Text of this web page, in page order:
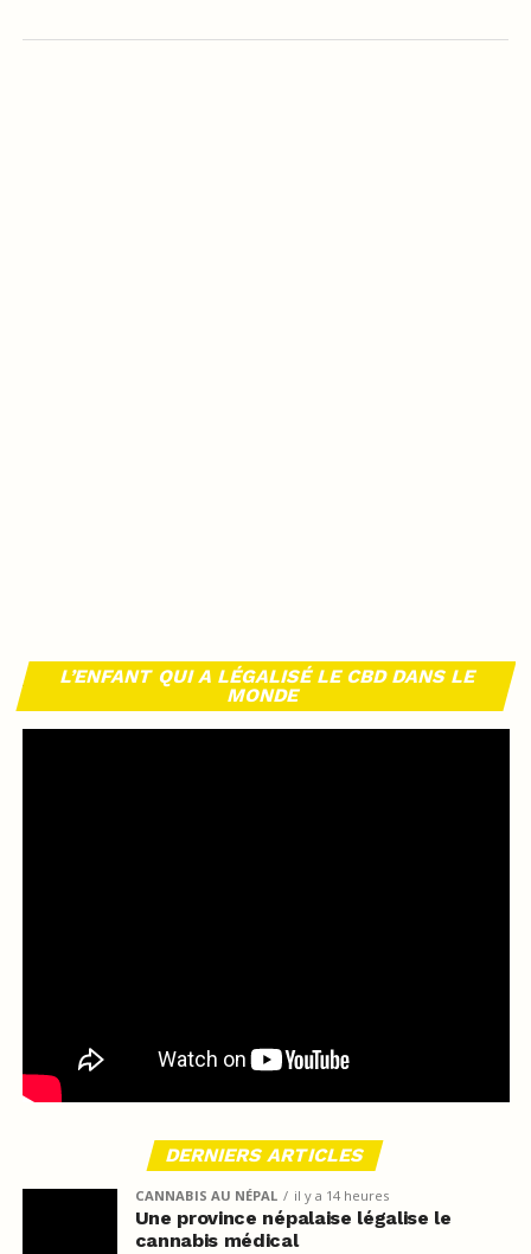
L’ENFANT QUI A LÉGALISÉ LE CBD DANS LE
MONDE
DERNIERS ARTICLES
CANNABIS AU NÉPAL il y a 14 heures
Une province népalaise légalise le
cannabis médical